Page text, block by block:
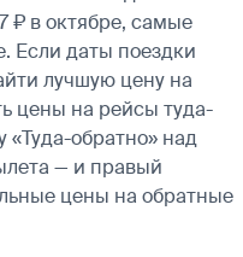
₽ в октябре, самые
Если даты поездки
лучшую цену на
цены на рейсы туда-
«Туда-обратно» над
— и правый
цены на обратные